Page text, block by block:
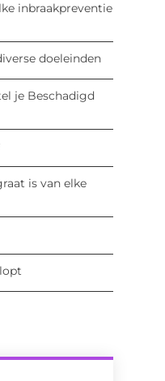
inbraakpreventie
doeleinden
je Beschadigd
is van elke